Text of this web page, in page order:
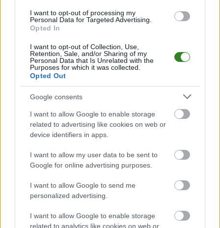
I want to opt-out of processing my
Personal Data for Targeted Advertising.
Opted In
I want to opt-out of Collection, Use,
Retention, Sale, and/or Sharing of my
Personal Data that Is Unrelated with the
Purposes for which it was collected.
Opted Out
Google consents
I want to allow Google to enable storage
related to advertising like cookies on web or
device identifiers in apps.
I want to allow my user data to be sent to
Google for online advertising purposes.
I want to allow Google to send me
personalized advertising.
I want to allow Google to enable storage
related to analytics like cookies on web or
Fenix Leszno - Promyk Urzejowiceodbędzie się w ramach 9.
kolejki - Klasa O Jarosław. Spotkanie zostanie rozegrane w dniu 04
Fenix Lesznoprzystępuje do tego spotkania w roli gospodarza. Jak
drużyna radzi sobie w sezonie 2025/2026 rozgrywek Jarosław > Klasa
Okręgowa przed własną publicznością? Na tej stronie możecie zobaczyć
tabelę uwzględniającą tylko mecze u siebie. W tabeli biorącej pod uwagę
tylko mecze wyjazdowe możecie natomiast sprawdzić jak spisuje się klub
Promyk Urzejowice.
Jarosław > Klasa Okręgowa - sytuacja w tabeli
Przed meczami 9. kolejki - Klasa O Jarosław gospodarze (Fenix Leszno)
zajmują15. miejscew tabeli. Goście (Promyk Urzejowice) plasują się na
Poniżej znajdziesz także ostatnie mecze obu drużyn oraz statystyki
bramkowe.
Fenix Leszno vs. Promyk Urzejowice - relacja, wynik na żywo,
transmisja
Wynik meczu Fenix Leszno - Promyk Urzejowice znajdziesz na naszej
stronie zaraz po jego zakończeniu. Jeżeli szukasz informacji meczowych,
zajrzyj tutaj:Fenix Leszno vs. Promyk Urzejowice - wynik, składy,